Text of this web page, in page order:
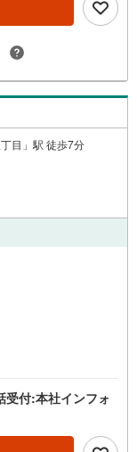
目」駅 徒歩7分
受付:本社インフォ